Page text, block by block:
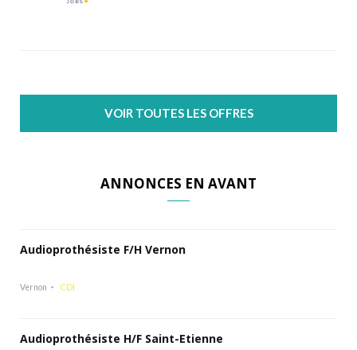
VOIR TOUTES LES OFFRES
ANNONCES EN AVANT
Audioprothésiste F/H Vernon
Vernon CDI
Audioprothésiste H/F Saint-Etienne